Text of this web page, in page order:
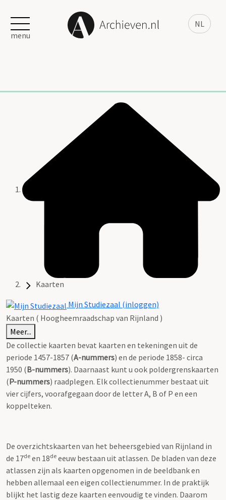
NL
menu
Kaarten
Mijn Studiezaal (inloggen)
Kaarten ( Hoogheemraadschap van Rijnland )
Meer...
De collectie kaarten bevat kaarten en tekeningen uit de
periode 1457-1857 (A-nummers) en de periode 1858- circa
1950 (B-nummers). Daarnaast kunt u ook poldergrenskaarten
(P-nummers) raadplegen. Elk collectienummer bestaat uit
vier cijfers, voorafgegaan door de letter A, B of P en een
koppelteken.
De overzichtskaarten van het beheersgebied van Rijnland in
de 17de en 18de eeuw bestaan uit atlassen. De bladen van deze
atlassen zijn als kaarten opgenomen in de beeldbank en
hebben allemaal een eigen collectienummer. In de praktijk
blijkt het lastig deze kaarten eenvoudig te vinden. Daarom